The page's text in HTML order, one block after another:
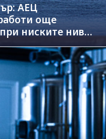
АЕЦ
още
ниските нива